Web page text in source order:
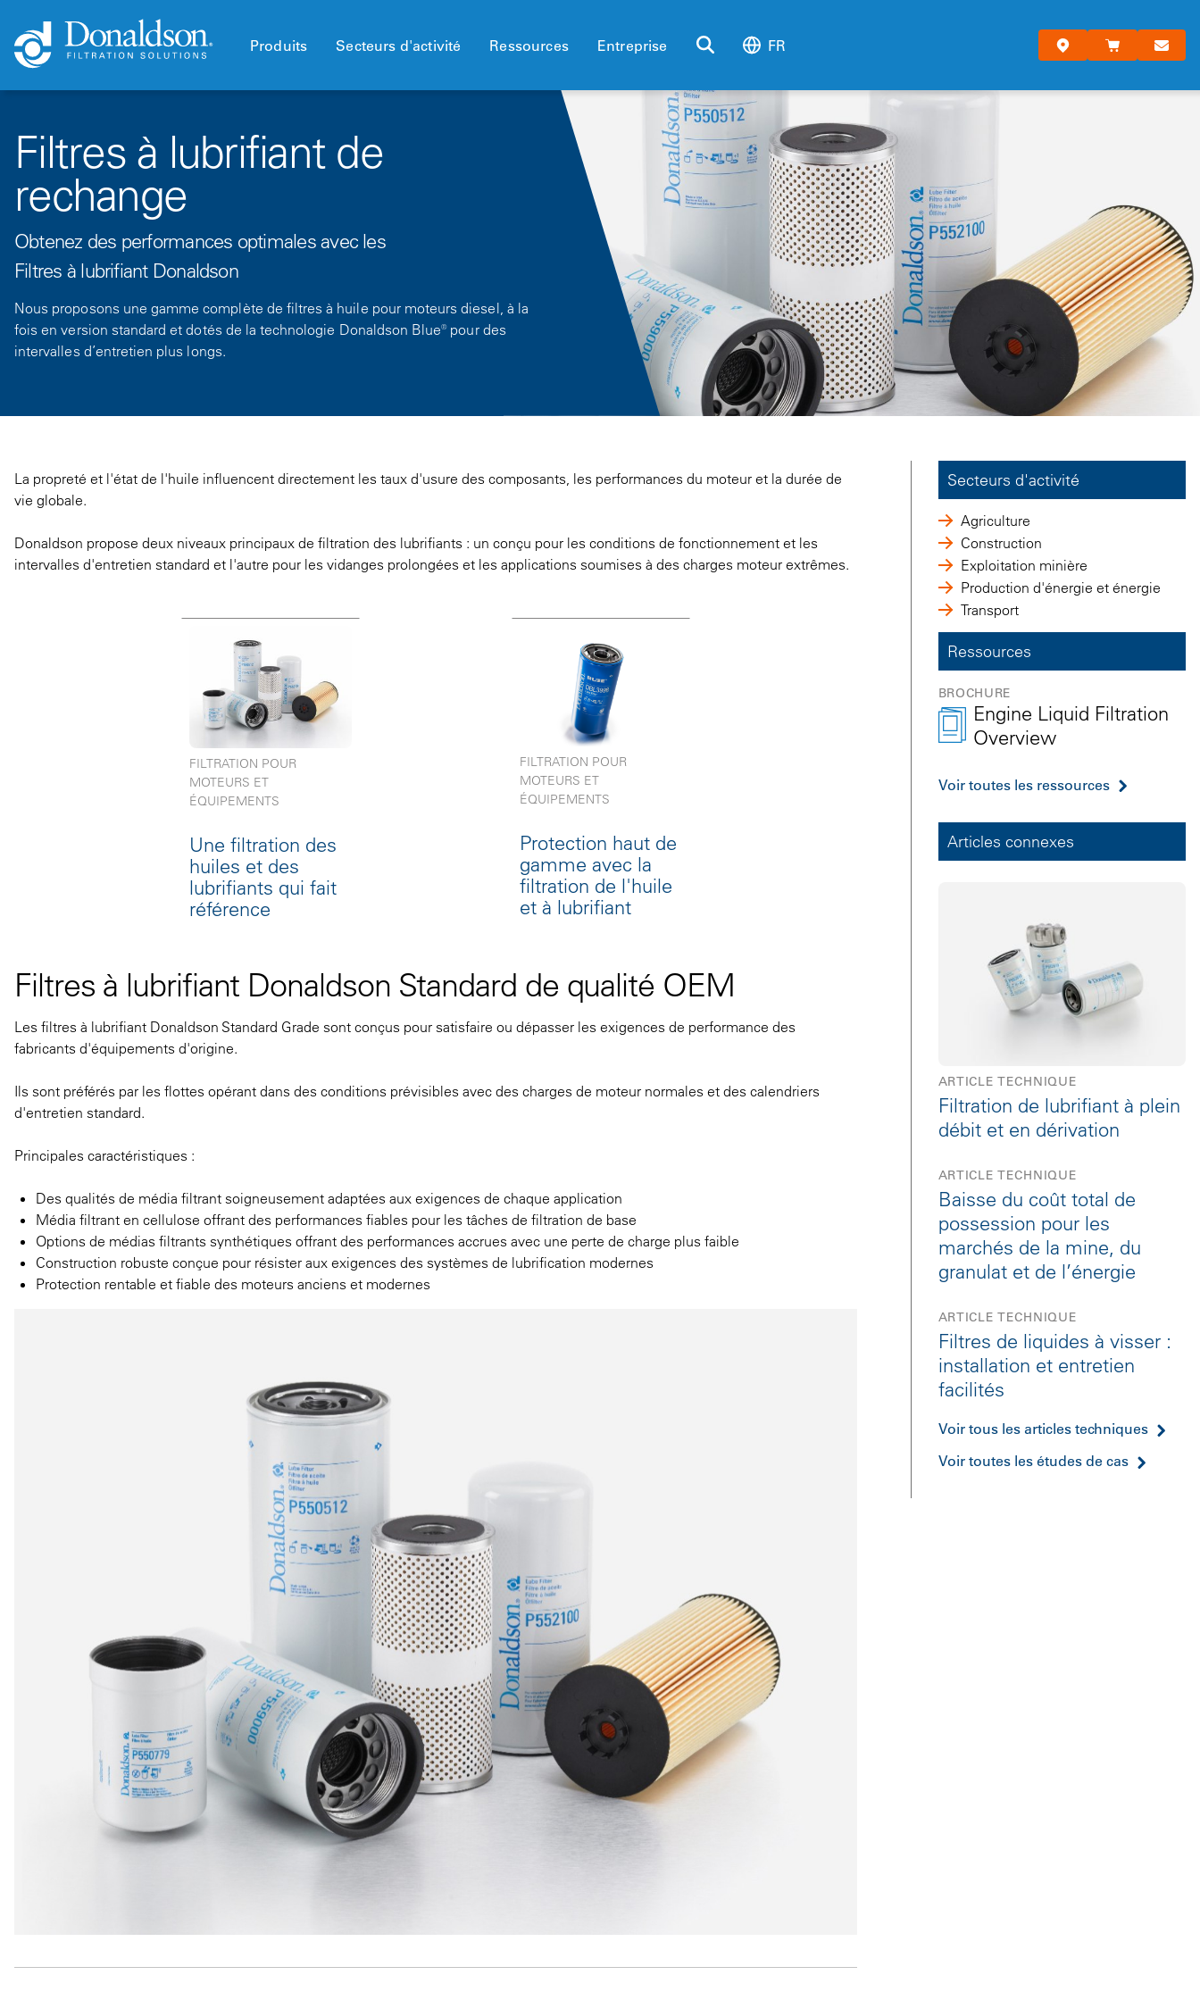
Produits Secteurs d'activité Ressources Entreprise FR
Filtres à lubrifiant de
rechange
Obtenez des performances optimales avec les
Filtres à lubrifiant Donaldson
Nous proposons une gamme complète de filtres à huile pour moteurs diesel, à la
fois en version standard et dotés de la technologie Donaldson Blue® pour des
intervalles d’entretien plus longs.
La propreté et l'état de l'huile influencent directement les taux d'usure des composants, les performances du moteur et la durée de
vie globale.
Donaldson propose deux niveaux principaux de filtration des lubrifiants : un conçu pour les conditions de fonctionnement et les
intervalles d'entretien standard et l'autre pour les vidanges prolongées et les applications soumises à des charges moteur extrêmes.
FILTRATION POUR
MOTEURS ET
ÉQUIPEMENTS
Une filtration des
huiles et des
lubrifiants qui fait
référence
FILTRATION POUR
MOTEURS ET
ÉQUIPEMENTS
Protection haut de
gamme avec la
filtration de l'huile
et à lubrifiant
Filtres à lubrifiant Donaldson Standard de qualité OEM
Les filtres à lubrifiant Donaldson Standard Grade sont conçus pour satisfaire ou dépasser les exigences de performance des
fabricants d'équipements d'origine.
Ils sont préférés par les flottes opérant dans des conditions prévisibles avec des charges de moteur normales et des calendriers
d'entretien standard.
Principales caractéristiques :
Des qualités de média filtrant soigneusement adaptées aux exigences de chaque application
Média filtrant en cellulose offrant des performances fiables pour les tâches de filtration de base
Options de médias filtrants synthétiques offrant des performances accrues avec une perte de charge plus faible
Construction robuste conçue pour résister aux exigences des systèmes de lubrification modernes
Protection rentable et fiable des moteurs anciens et modernes
Secteurs d'activité
Agriculture
Construction
Exploitation minière
Production d'énergie et énergie
Transport
Ressources
BROCHURE
Engine Liquid Filtration
Overview
Voir toutes les ressources
Articles connexes
ARTICLE TECHNIQUE
Filtration de lubrifiant à plein
débit et en dérivation
ARTICLE TECHNIQUE
Baisse du coût total de
possession pour les
marchés de la mine, du
granulat et de l’énergie
ARTICLE TECHNIQUE
Filtres de liquides à visser :
installation et entretien
facilités
Voir tous les articles techniques
Voir toutes les études de cas